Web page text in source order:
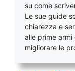
su come
Le sue guide
chiarezza e
alle prime
migliorare le